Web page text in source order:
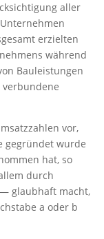
aller
erzielten
während
Bauleistungen
vor,
gegründet wurde
hat, so
durch
glaubhaft macht,
a oder b